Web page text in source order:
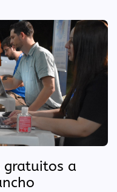
gratuitos a